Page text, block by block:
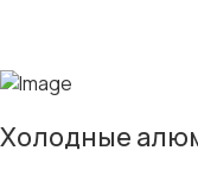
Холодные